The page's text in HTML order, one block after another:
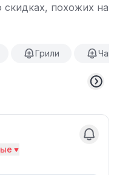
скидках, похожих на
Грили